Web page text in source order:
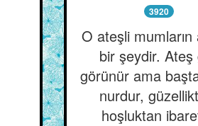
3920
O ateşli mumların
bir şeydir. Ateş
görünür ama
nurdur,
hoşluktan